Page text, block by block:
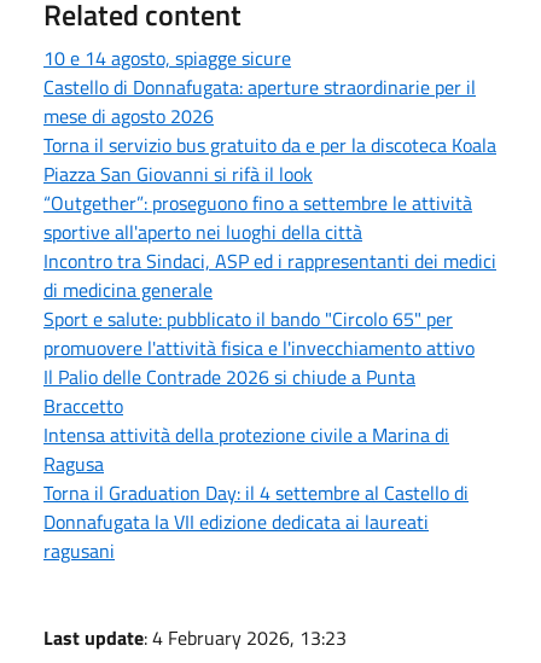
Related content
10 e 14 agosto, spiagge sicure
Castello di Donnafugata: aperture straordinarie per il
mese di agosto 2026
Torna il servizio bus gratuito da e per la discoteca Koala
Piazza San Giovanni si rifà il look
“Outgether”: proseguono fino a settembre le attività
sportive all'aperto nei luoghi della città
Incontro tra Sindaci, ASP ed i rappresentanti dei medici
di medicina generale
Sport e salute: pubblicato il bando "Circolo 65" per
promuovere l'attività fisica e l'invecchiamento attivo
Il Palio delle Contrade 2026 si chiude a Punta
Braccetto
Intensa attività della protezione civile a Marina di
Ragusa
Torna il Graduation Day: il 4 settembre al Castello di
Donnafugata la VII edizione dedicata ai laureati
ragusani
Last update: 4 February 2026, 13:23